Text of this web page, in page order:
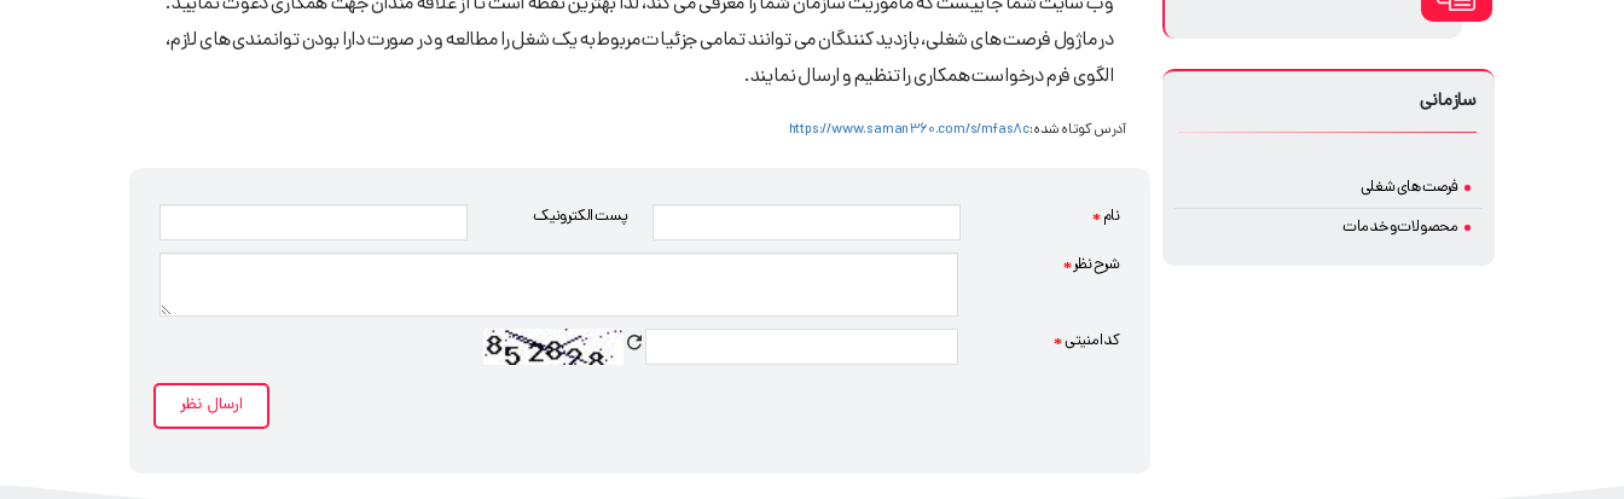
در ماژول فرصت های شغلی، بازدید کنندگان می توانند تمامی جزئیات مربوط به یک شغل را مطالعه و در صورت دارا بودن توانمندی های لازم،
الگوی فرم درخواست همکاری را تنظیم و ارسال نمایند.
آدرس کوتاه شده:https://www.saman360.com/s/mfas8c
نام * پست الکترونیک
شرح نظر*
کد امنیتی*
سازمانی
فرصت های شغلی
محصولات و خدمات